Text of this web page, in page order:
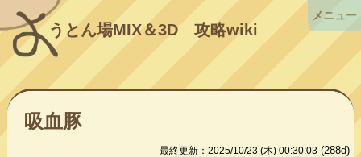
うとん場MIX＆3D攻略wiki
吸血豚
最終更新：2025/10/23 (木) 00:30:03 (288d)
メニュー